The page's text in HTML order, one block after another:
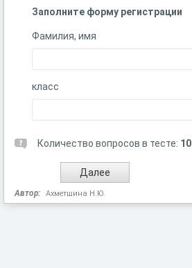
Заполните форму регистрации
Фамилия, имя
класс
Количество вопросов в тесте: 10
Автор: Ахметшина Н.Ю.